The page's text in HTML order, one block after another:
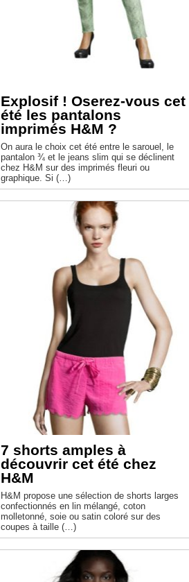
Explosif ! Oserez-vous cet
été les pantalons
imprimés H&M ?
On aura le choix cet été entre le sarouel, le
pantalon ¾ et le jeans slim qui se déclinent
chez H&M sur des imprimés fleuri ou
graphique. Si (…)
7 shorts amples à
découvrir cet été chez
H&M
H&M propose une sélection de shorts larges
confectionnés en lin mélangé, coton
molletonné, soie ou satin coloré sur des
coupes à taille (…)